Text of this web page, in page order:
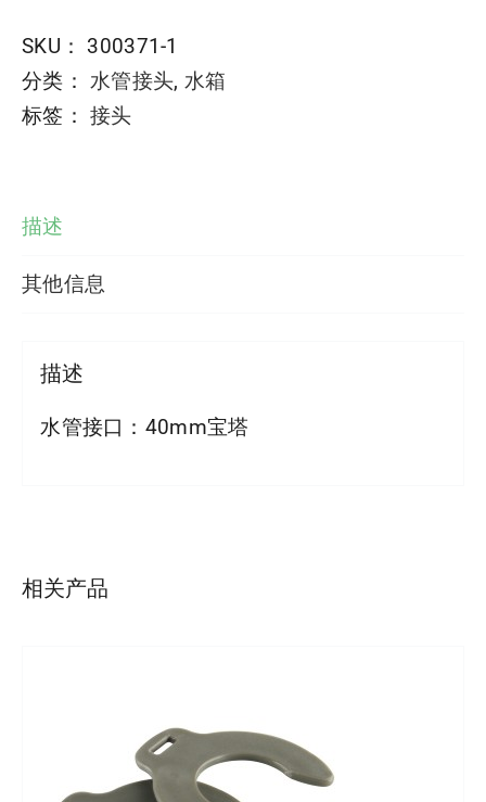
SKU： 300371-1
分类：水管接头, 水箱
标签：接头
描述
其他信息
描述
水管接口：40mm宝塔
相关产品